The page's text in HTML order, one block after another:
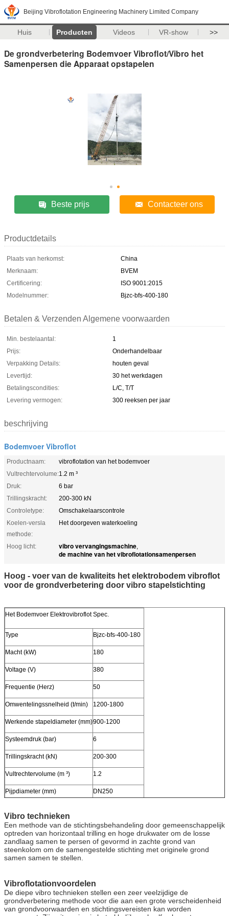
Beijing Vibroflotation Engineering Machinery Limited Company
Huis Producten Videos VR-show >>
De grondverbetering Bodemvoer Vibroflot/Vibro het
Samenpersen die Apparaat opstapelen
Beste prijs Contacteer ons
Productdetails
Plaats van herkomst:
China
Merknaam:
BVEM
Certificering:
ISO 9001:2015
Modelnummer:
Bjzc-bfs-400-180
Betalen & Verzenden Algemene voorwaarden
Min. bestelaantal:
1
Prijs:
Onderhandelbaar
Verpakking Details:
houten geval
Levertijd:
30 het werkdagen
Betalingscondities:
L/C, T/T
Levering vermogen:
300 reeksen per jaar
beschrijving
Bodemvoer Vibroflot
Productnaam:
vibroflotation van het bodemvoer
Vultrechtervolume:1.2 m ³
Druk:
6 bar
Trillingskracht:
200-300 kN
Controletype:
Omschakelaarscontrole
Koelen-versla
methode:
Het doorgeven waterkoeling
Hoog licht: vibro vervangingsmachine,
de machine van het vibroflotationsamenpersen
Hoog - voer van de kwaliteits het elektrobodem vibroflot
voor de grondverbetering door vibro stapelstichting
Het Bodemvoer Elektrovibroflot Spec.
Type Bjzc-bfs-400-180
Macht (kW) 180
Voltage (V) 380
Frequentie (Herz) 50
Omwentelingssnelheid (t/min) 1200-1800
Werkende stapeldiameter (mm)900-1200
Systeemdruk (bar) 6
Trillingskracht (kN) 200-300
Vultrechtervolume (m ³) 1.2
Pijpdiameter (mm) DN250
Vibro technieken
Een methode van de stichtingsbehandeling door gemeenschappelijk
optreden van horizontaal trilling en hoge drukwater om de losse
zandlaag samen te persen of gevormd in zachte grond van
steenkolom om de samengestelde stichting met originele grond
samen samen te stellen.
Vibroflotationvoordelen
De diepe vibro technieken stellen een zeer veelzijdige de
grondverbetering methode voor die aan een grote verscheidenheid
van grondvoorwaarden en stichtingsvereisten kan worden